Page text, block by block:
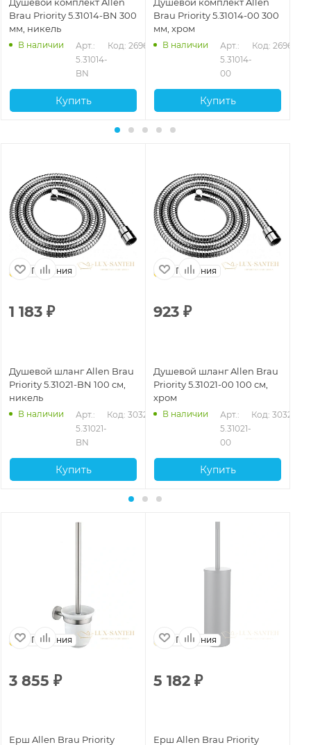
Душевой комплект Allen
Brau Priority 5.31014-BN 300
мм, никель
В наличии
Арт.:
5.31014-
BN
Код: 26964
Купить
Душевой комплект Allen
Brau Priority 5.31014-00 300
мм, хром
В наличии
Арт.:
5.31014-
00
Код: 26962
Купить
Германия
1 183 ₽
Душевой шланг Allen Brau
Priority 5.31021-BN 100 см,
никель
В наличии
Арт.:
5.31021-
BN
Код: 30325
Купить
Германия
923 ₽
Душевой шланг Allen Brau
Priority 5.31021-00 100 см,
хром
В наличии
Арт.:
5.31021-
00
Код: 30323
Купить
Германия
3 855 ₽
Ерш Allen Brau Priority
Германия
5 182 ₽
Ерш Allen Brau Priority